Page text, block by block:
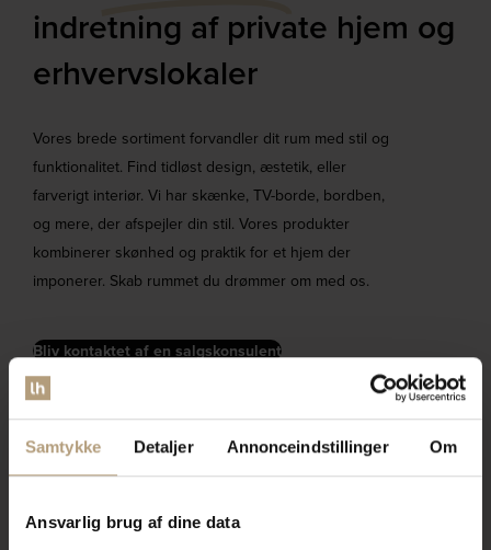
Samtykke Detaljer Annonceindstillinger Om
Ansvarlig brug af dine data
indretning af private hjem og
erhvervslokaler​
Vores brede sortiment forvandler dit rum med stil og
funktionalitet. Find tidløst design, æstetik, eller
farverigt interiør. Vi har skænke, TV-borde, bordben,
og mere, der afspejler din stil. Vores produkter
kombinerer skønhed og praktik for et hjem der
imponerer. Skab rummet du drømmer om med os.
Bliv kontaktet af en salgskonsulent